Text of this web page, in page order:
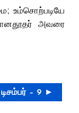
உம்சொற்படியே
அவரை
டிசம்பர் – 9 ►